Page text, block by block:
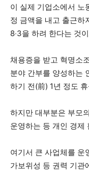
이 실제 기업소에서 노
정 금액을 내고 출근하
8‧3을 하려 한다는 것
채용증을 받고 혁명소
분야 간부를 양성하는
하기 전(前) 1년 정도
하지만 대부분은 부모
운영하는 등 개인 경제
여기서 큰 사업체를 운
가보위성 등 권력 기관